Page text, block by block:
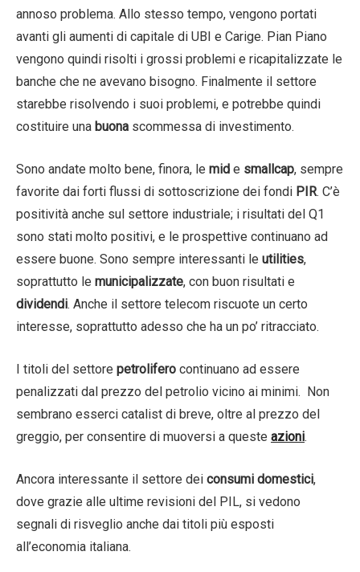
annoso problema. Allo stesso tempo, vengono portati
avanti gli aumenti di capitale di UBI e Carige. Pian Piano
vengono quindi risolti i grossi problemi e ricapitalizzate le
banche che ne avevano bisogno. Finalmente il settore
starebbe risolvendo i suoi problemi, e potrebbe quindi
costituire una buona scommessa di investimento.
Sono andate molto bene, finora, le mid e smallcap, sempre
favorite dai forti flussi di sottoscrizione dei fondi PIR. C’è
positività anche sul settore industriale; i risultati del Q1
sono stati molto positivi, e le prospettive continuano ad
essere buone. Sono sempre interessanti le utilities,
soprattutto le municipalizzate, con buon risultati e
dividendi. Anche il settore telecom riscuote un certo
interesse, soprattutto adesso che ha un po’ ritracciato.
I titoli del settore petrolifero continuano ad essere
penalizzati dal prezzo del petrolio vicino ai minimi. Non
sembrano esserci catalist di breve, oltre al prezzo del
greggio, per consentire di muoversi a queste azioni.
Ancora interessante il settore dei consumi domestici,
dove grazie alle ultime revisioni del PIL, si vedono
segnali di risveglio anche dai titoli più esposti
all’economia italiana.